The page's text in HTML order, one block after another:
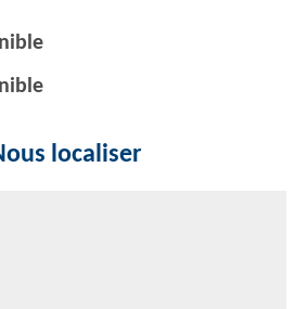
localiser